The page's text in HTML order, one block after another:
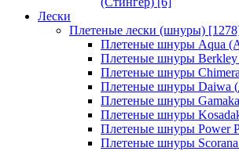
Лески
Плетеные лески (шнуры)
Плетеные шнуры Aqua
Плетеные шнуры Berkley
Плетеные шнуры
Плетеные шнуры Daiwa
Плетеные шнуры
Плетеные шнуры
Плетеные шнуры Power
Плетеные шнуры